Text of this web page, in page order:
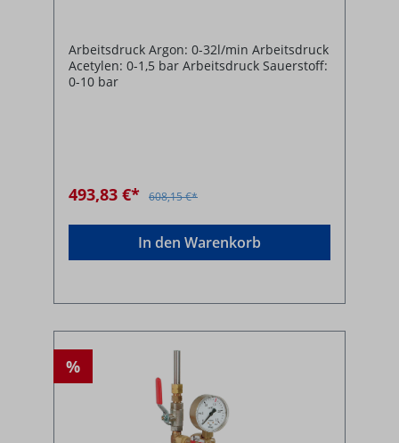
Arbeitsdruck Argon: 0-32l/min Arbeitsdruck
Acetylen: 0-1,5 bar Arbeitsdruck Sauerstoff:
0-10 bar
493,83 €* 608,15 €*
In den Warenkorb
%